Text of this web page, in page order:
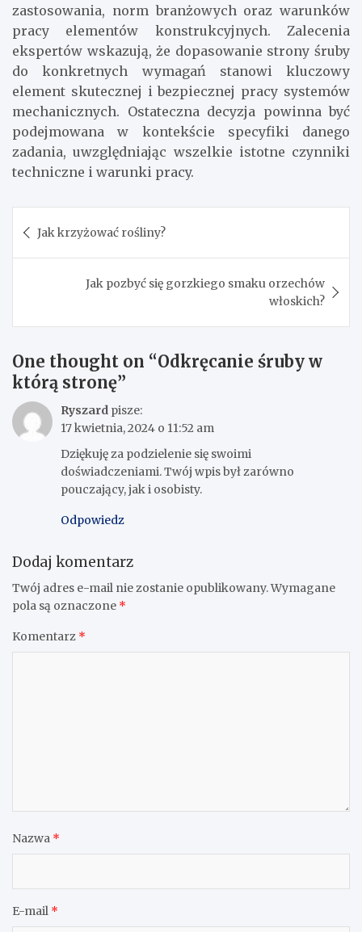
zastosowania, norm branżowych oraz warunków
pracy elementów konstrukcyjnych. Zalecenia
ekspertów wskazują, że dopasowanie strony śruby
do konkretnych wymagań stanowi kluczowy
element skutecznej i bezpiecznej pracy systemów
mechanicznych. Ostateczna decyzja powinna być
podejmowana w kontekście specyfiki danego
zadania, uwzględniając wszelkie istotne czynniki
techniczne i warunki pracy.
wpisu
Jak krzyżować rośliny?
Jak pozbyć się gorzkiego smaku orzechów
włoskich?
One thought on “Odkręcanie śruby w
którą stronę”
Ryszard pisze:
17 kwietnia, 2024 o 11:52 am
Dziękuję za podzielenie się swoimi
doświadczeniami. Twój wpis był zarówno
pouczający, jak i osobisty.
Odpowiedz
Dodaj komentarz
Twój adres e-mail nie zostanie opublikowany.Wymagane
pola są oznaczone *
Komentarz *
Nazwa *
E-mail *